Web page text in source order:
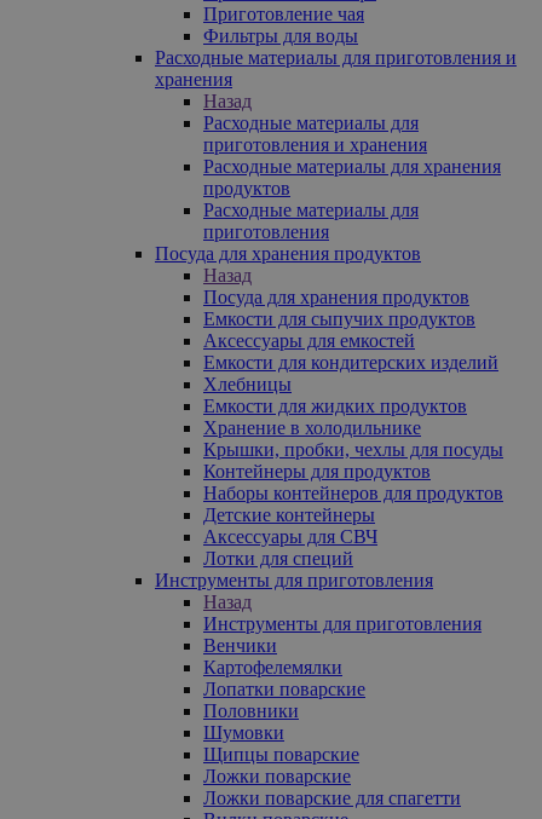
Приготовление чая
Фильтры для воды
Расходные материалы для приготовления и
хранения
Назад
Расходные материалы для
приготовления и хранения
Расходные материалы для хранения
продуктов
Расходные материалы для
приготовления
Посуда для хранения продуктов
Назад
Посуда для хранения продуктов
Емкости для сыпучих продуктов
Аксессуары для емкостей
Емкости для кондитерских изделий
Хлебницы
Емкости для жидких продуктов
Хранение в холодильнике
Крышки, пробки, чехлы для посуды
Контейнеры для продуктов
Наборы контейнеров для продуктов
Детские контейнеры
Аксессуары для СВЧ
Лотки для специй
Инструменты для приготовления
Назад
Инструменты для приготовления
Венчики
Картофелемялки
Лопатки поварские
Половники
Шумовки
Щипцы поварские
Ложки поварские
Ложки поварские для спагетти